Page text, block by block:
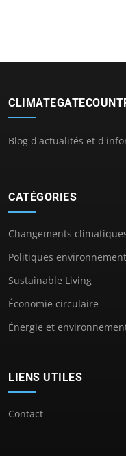
Blog d'actualités et
CATÉGORIES
Changements
Politiques
Sustainable Living
Économie circulaire
Énergie et
LIENS UTILES
Contact